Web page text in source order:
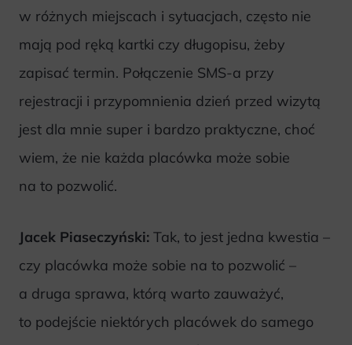
w różnych miejscach i sytuacjach, często nie
mają pod ręką kartki czy długopisu, żeby
zapisać termin. Połączenie SMS-a przy
rejestracji i przypomnienia dzień przed wizytą
jest dla mnie super i bardzo praktyczne, choć
wiem, że nie każda placówka może sobie
na to pozwolić.
Jacek Piaseczyński: Tak, to jest jedna kwestia –
czy placówka może sobie na to pozwolić –
a druga sprawa, którą warto zauważyć,
to podejście niektórych placówek do samego